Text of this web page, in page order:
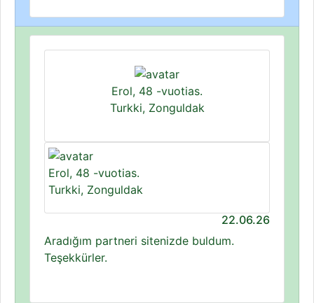
Erol, 48 -vuotias.
Turkki, Zonguldak
Erol, 48 -vuotias.
Turkki, Zonguldak
22.06.26
Aradığım partneri sitenizde buldum.
Teşekkürler.